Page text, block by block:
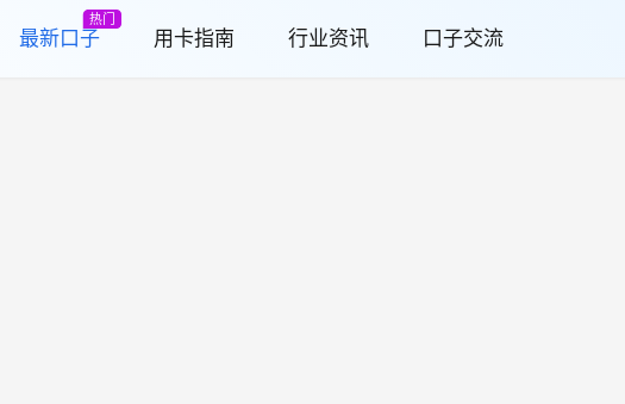
最新口子
热门
用卡指南 行业资讯 口子交流